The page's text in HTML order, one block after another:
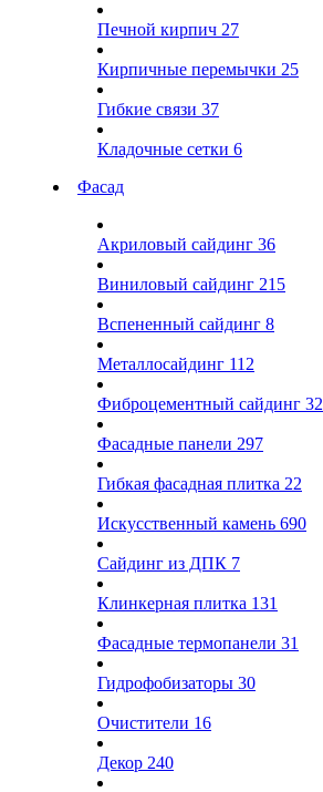
Печной кирпич 27
Кирпичные перемычки 25
Гибкие связи 37
Кладочные сетки 6
Фасад
Акриловый сайдинг 36
Виниловый сайдинг 215
Вспененный сайдинг 8
Металлосайдинг 112
Фиброцементный сайдинг 32
Фасадные панели 297
Гибкая фасадная плитка 22
Искусственный камень 690
Сайдинг из ДПК 7
Клинкерная плитка 131
Фасадные термопанели 31
Гидрофобизаторы 30
Очистители 16
Декор 240